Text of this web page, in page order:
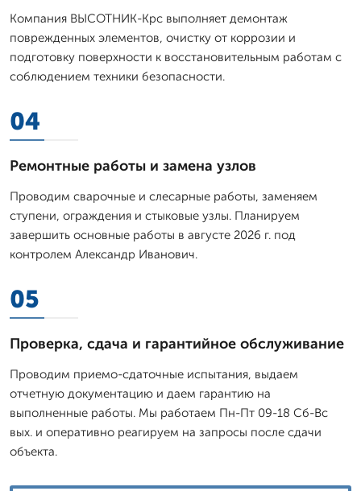
Компания ВЫСОТНИК-Крс выполняет демонтаж
поврежденных элементов, очистку от коррозии и
подготовку поверхности к восстановительным работам с
соблюдением техники безопасности.
04
Ремонтные работы и замена узлов
Проводим сварочные и слесарные работы, заменяем
ступени, ограждения и стыковые узлы. Планируем
завершить основные работы в августе 2026 г. под
контролем Александр Иванович.
05
Проверка, сдача и гарантийное обслуживание
Проводим приемо-сдаточные испытания, выдаем
отчетную документацию и даем гарантию на
выполненные работы. Мы работаем Пн-Пт 09-18 Сб-Вс
вых. и оперативно реагируем на запросы после сдачи
объекта.